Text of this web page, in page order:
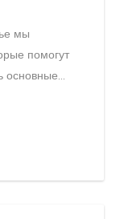
мы
помогут
основные
тенденции в
которые